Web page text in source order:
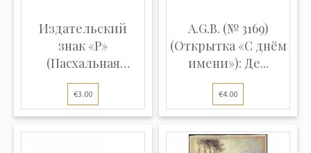
Издательский
знак «P»
(Пасхальная
открытка):...
€3.00
A.G.B. (№ 3169)
(Открытка «С днём
имени»): Де...
€4.00